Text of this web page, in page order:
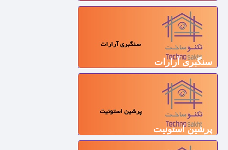
سنگبری آرارات
پرشین استونیت